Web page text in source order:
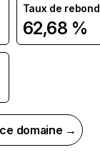
Taux de rebond
62,68 %
domaine →